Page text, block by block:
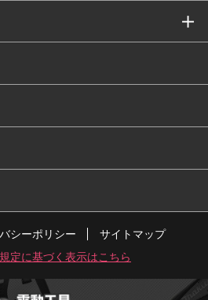
シーポリシー
サイトマップ
定に基づく表示はこちら